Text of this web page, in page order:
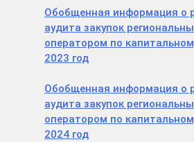
Обобщенная информация о
аудита закупок
оператором по
2023 год
Обобщенная информация о
аудита закупок
оператором по
2024 год